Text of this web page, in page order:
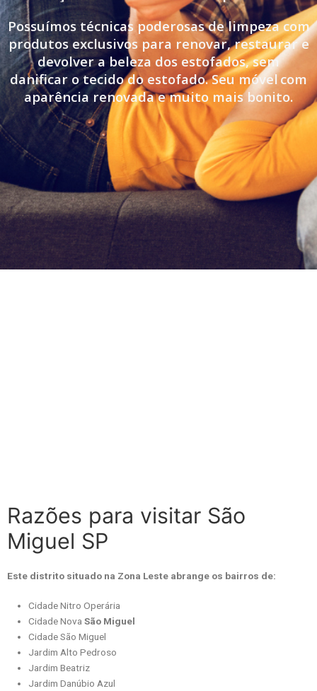
Possuímos técnicas poderosas de limpeza com
produtos exclusivos para renovar, restaurar e
devolver a beleza dos estofados, sem
danificar o tecido do estofado. Seu móvelcom
aparência renovada e muito mais bonito.
Razões para visitar São
Miguel SP
Este distrito situado na Zona Leste abrange os bairros de:
Cidade Nitro Operária
Cidade Nova São Miguel
Cidade São Miguel
Jardim Alto Pedroso
Jardim Beatriz
Jardim Danúbio Azul